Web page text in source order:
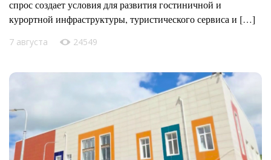
спрос создает условия для развития гостиничной и
курортной инфраструктуры, туристического сервиса и […]
7 августа 24549